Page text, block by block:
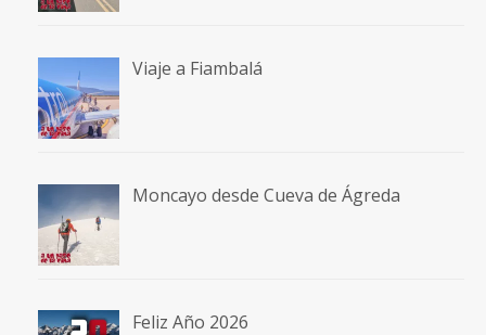
Viaje a Fiambalá
Moncayo desde Cueva de Ágreda
Feliz Año 2026